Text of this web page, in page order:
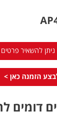
להשאיר פרטים
הזמנה כאן >
דומים